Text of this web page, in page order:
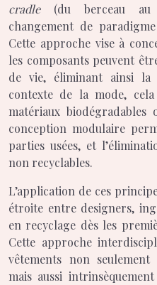
cradle (du berceau au
changement de
Cette approche vise à
les composants peuvent
de vie, éliminant ainsi
contexte de la mode,
matériaux biodégradables
conception modulaire
parties usées, et
non recyclables.
L’application de ces
étroite entre designers,
en recyclage dès les
Cette approche
vêtements non
mais aussi